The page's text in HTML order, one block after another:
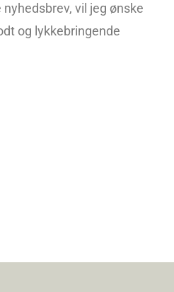
vil jeg ønske
og lykkebringende